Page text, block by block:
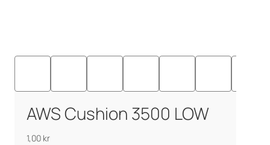
AWS Cushion 3500 LOW
1,00 kr